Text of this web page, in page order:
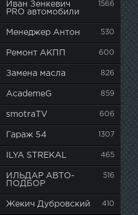
Иван Зенкевич
PRO автомобили
1566
Менеджер Антон 530
Ремонт АКПП 600
Замена масла 826
AcademeG 859
smotraTV 606
Гараж 54 1307
ILYA STREKAL 465
ИЛЬДАР АВТО-
ПОДБОР
516
Жекич Дубровский 410